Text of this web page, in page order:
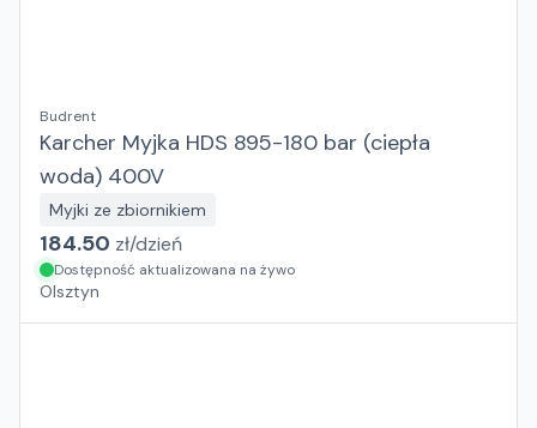
Budrent
Karcher Myjka HDS 895-180 bar (ciepła
woda) 400V
Myjki ze zbiornikiem
184.50 zł/dzień
Dostępność aktualizowana na żywo
Olsztyn